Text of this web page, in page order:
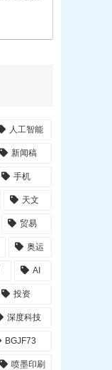
人工智能
新闻稿
手机
天文
贸易
奥运
AI
投资
深度科技
BGJF73
喷墨印刷